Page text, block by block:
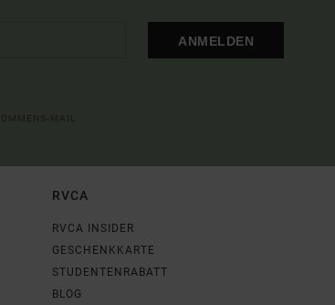
ANMELDEN
RVCA
RVCA INSIDER
GESCHENKKARTE
STUDENTENRABATT
BLOG